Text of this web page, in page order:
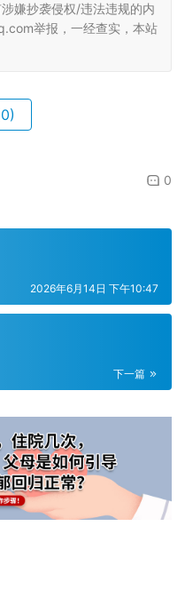
嫌抄袭侵权/违法违规的内
举报，一经查实，本站
0
2026年6月14日 下午10:47
下一篇